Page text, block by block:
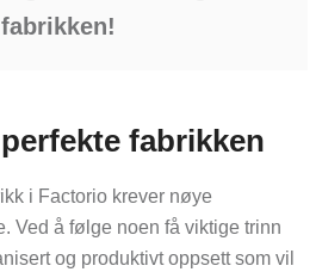
fabrikken
i Factorio krever nøye
Ved å følge noen få viktige trinn
og produktivt oppsett som vil